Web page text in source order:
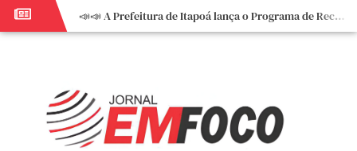
📣📣 A Prefeitura de Itapoá lança o Programa de Recuperação Fiscal (REFIS).
📢 Empreendedor do turismo, esta oportunidade é para você! Itapoá – SC.